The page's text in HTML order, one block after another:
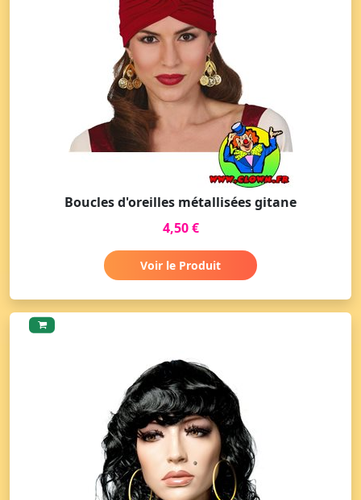
Boucles d'oreilles métallisées gitane
4,50 €
Voir le Produit